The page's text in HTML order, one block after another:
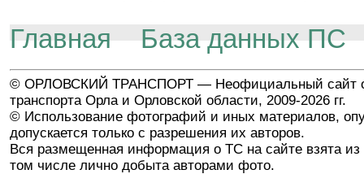
Главная
База данных ПС
© ОРЛОВСКИЙ ТРАНСПОРТ — Неофициальный сайт
транспорта Орла и Орловской области, 2009-2026 гг.
© Использование фотографий и иных материалов,
допускается только с разрешения их авторов.
Вся размещенная информация о ТС на сайте взята из
том числе лично добыта авторами фото.